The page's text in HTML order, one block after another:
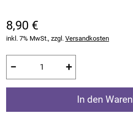
8,90 €
inkl. 7% MwSt., zzgl. Versandkosten
− +
In den